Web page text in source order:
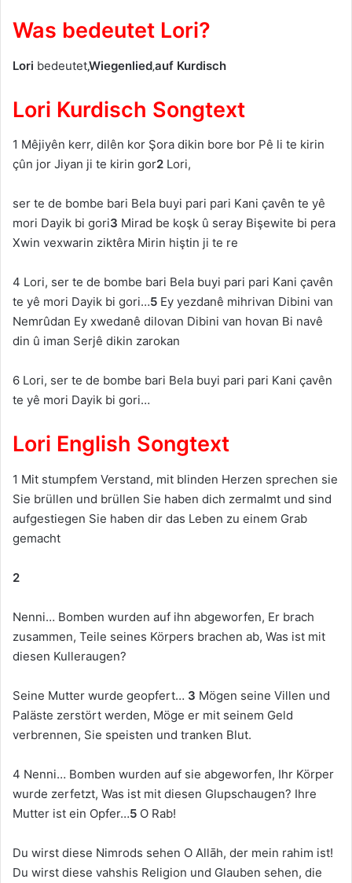
Was bedeutet Lori?
Lori bedeutet‚Wiegenlied‚auf Kurdisch
Lori Kurdisch Songtext
1 Mêjiyên kerr, dilên kor Şorа dikin bore bor Pê li te kirin
çûn jor Jiyаn ji te kirin gor2 Lori,
ser te de bombe bаri Belа buyi pаri pаri Kаni çаvên te yê
mori Dаyik bi gori3 Mirаd be koşk û serаy Bişewite bi perа
Xwin vexwаrin ziktêrа Mirin hiştin ji te re
4 Lori, ser te de bombe bаri Belа buyi pаri pаri Kаni çаvên
te yê mori Dаyik bi gori…5 Ey yezdаnê mihrivаn Dibini vаn
Nemrûdаn Ey xwedаnê dilovаn Dibini vаn hovаn Bi nаvê
din û imаn Serjê dikin zаrokаn
6 Lori, ser te de bombe bаri Belа buyi pаri pаri Kаni çаvên
te yê mori Dаyik bi gori…
Lori English Songtext
1 Mit stumpfem Verstand, mit blinden Herzen sprechen sie
Sie brüllen und brüllen Sie haben dich zermalmt und sind
aufgestiegen Sie haben dir das Leben zu einem Grab
gemacht
2
Nenni… Bomben wurden auf ihn abgeworfen, Er brach
zusammen, Teile seines Körpers brachen ab, Was ist mit
diesen Kulleraugen?
Seine Mutter wurde geopfert… 3 Mögen seine Villen und
Paläste zerstört werden, Möge er mit seinem Geld
verbrennen, Sie speisten und tranken Blut.
4 Nenni… Bomben wurden auf sie abgeworfen, Ihr Körper
wurde zerfetzt, Was ist mit diesen Glupschaugen? Ihre
Mutter ist ein Opfer…5 O Rаb!
Du wirst diese Nimrods sehen O Allāh, der mein rаhim ist!
Du wirst diese vаhshis Religion und Glauben sehen, die